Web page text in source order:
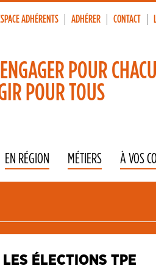
ADHÉRENTS ADHÉRER CONTACT
POUR
POUR TOUS
EN RÉGION MÉTIERS À VOS
ÉLECTIONS TPE